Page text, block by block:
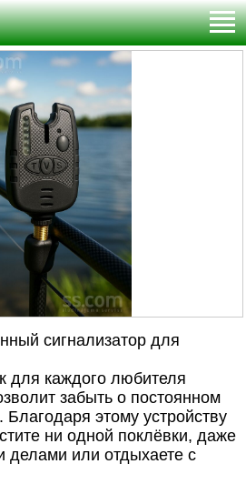
сигнализатор для
каждого любителя
забыть о постоянном
Благодаря этому устройству
ни одной поклёвки, даже
делами или отдыхаете с